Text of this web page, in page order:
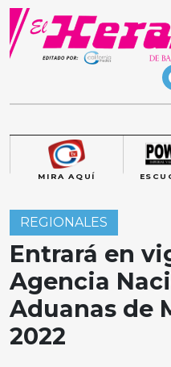
Skip
content
MIRA AQUÍ
REGIONALES
Entrará en
Agencia
Aduanas de
2022